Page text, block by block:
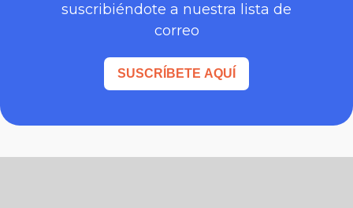
suscribiéndote a nuestra lista de
correo
SUSCRÍBETE AQUÍ